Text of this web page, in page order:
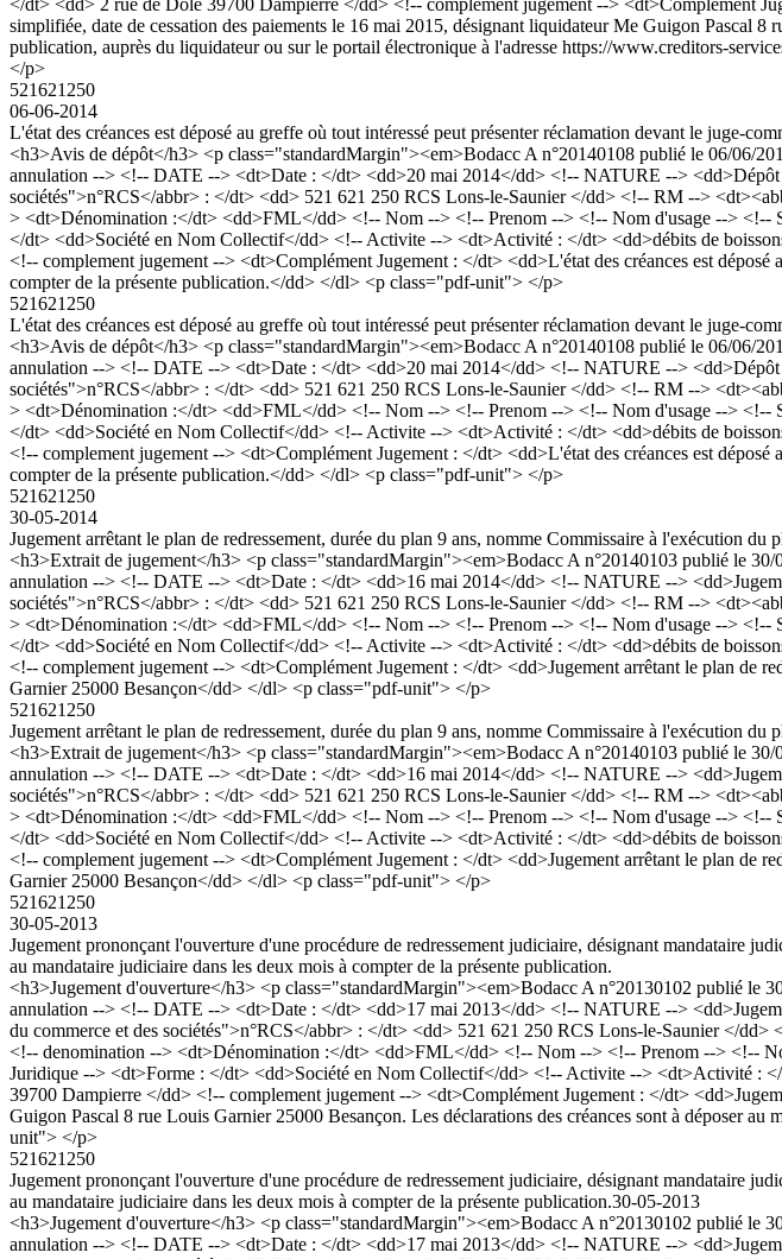
simplifiée, date de cessation des paiements le 16 mai 2015, désignant liquidateur Me Guigon Pascal
publication, auprès du liquidateur ou sur le portail électronique à l'adresse https://www.creditors-
</p>
521621250
06-06-2014
L'état des créances est déposé au greffe où tout intéressé peut présenter réclamation devant le juge-
<h3>Avis de dépôt</h3> <p class="standardMargin"><em>Bodacc A n°20140108 publié le 06/06/
annulation --> <!-- DATE --> <dt>Date : </dt> <dd>20 mai 2014</dd> <!-- NATURE -->
sociétés">n°RCS</abbr> : </dt> <dd> 521 621 250 RCS Lons-le-Saunier </dd> <!-- RM -->
> <dt>Dénomination :</dt> <dd>FML</dd> <!-- Nom --> <!-- Prenom --> <!-- Nom d'usage -->
</dt> <dd>Société en Nom Collectif</dd> <!-- Activite --> <dt>Activité : </dt> <dd>débits de
<!-- complement jugement --> <dt>Complément Jugement : </dt> <dd>L'état des créances est
compter de la présente publication.</dd> </dl> <p class="pdf-unit"> </p>
521621250
L'état des créances est déposé au greffe où tout intéressé peut présenter réclamation devant le juge-
<h3>Avis de dépôt</h3> <p class="standardMargin"><em>Bodacc A n°20140108 publié le 06/06/
annulation --> <!-- DATE --> <dt>Date : </dt> <dd>20 mai 2014</dd> <!-- NATURE -->
sociétés">n°RCS</abbr> : </dt> <dd> 521 621 250 RCS Lons-le-Saunier </dd> <!-- RM -->
> <dt>Dénomination :</dt> <dd>FML</dd> <!-- Nom --> <!-- Prenom --> <!-- Nom d'usage -->
</dt> <dd>Société en Nom Collectif</dd> <!-- Activite --> <dt>Activité : </dt> <dd>débits de
<!-- complement jugement --> <dt>Complément Jugement : </dt> <dd>L'état des créances est
compter de la présente publication.</dd> </dl> <p class="pdf-unit"> </p>
521621250
30-05-2014
Jugement arrêtant le plan de redressement, durée du plan 9 ans, nomme Commissaire à l'exécution
<h3>Extrait de jugement</h3> <p class="standardMargin"><em>Bodacc A n°20140103 publié le
annulation --> <!-- DATE --> <dt>Date : </dt> <dd>16 mai 2014</dd> <!-- NATURE -->
sociétés">n°RCS</abbr> : </dt> <dd> 521 621 250 RCS Lons-le-Saunier </dd> <!-- RM -->
> <dt>Dénomination :</dt> <dd>FML</dd> <!-- Nom --> <!-- Prenom --> <!-- Nom d'usage -->
</dt> <dd>Société en Nom Collectif</dd> <!-- Activite --> <dt>Activité : </dt> <dd>débits de
<!-- complement jugement --> <dt>Complément Jugement : </dt> <dd>Jugement arrêtant le plan de
Garnier 25000 Besançon</dd> </dl> <p class="pdf-unit"> </p>
521621250
Jugement arrêtant le plan de redressement, durée du plan 9 ans, nomme Commissaire à l'exécution
<h3>Extrait de jugement</h3> <p class="standardMargin"><em>Bodacc A n°20140103 publié le
annulation --> <!-- DATE --> <dt>Date : </dt> <dd>16 mai 2014</dd> <!-- NATURE -->
sociétés">n°RCS</abbr> : </dt> <dd> 521 621 250 RCS Lons-le-Saunier </dd> <!-- RM -->
> <dt>Dénomination :</dt> <dd>FML</dd> <!-- Nom --> <!-- Prenom --> <!-- Nom d'usage -->
</dt> <dd>Société en Nom Collectif</dd> <!-- Activite --> <dt>Activité : </dt> <dd>débits de
<!-- complement jugement --> <dt>Complément Jugement : </dt> <dd>Jugement arrêtant le plan de
Garnier 25000 Besançon</dd> </dl> <p class="pdf-unit"> </p>
521621250
30-05-2013
Jugement prononçant l'ouverture d'une procédure de redressement judiciaire, désignant mandataire
au mandataire judiciaire dans les deux mois à compter de la présente publication.
<h3>Jugement d'ouverture</h3> <p class="standardMargin"><em>Bodacc A n°20130102 publié
annulation --> <!-- DATE --> <dt>Date : </dt> <dd>17 mai 2013</dd> <!-- NATURE -->
du commerce et des sociétés">n°RCS</abbr> : </dt> <dd> 521 621 250 RCS Lons-le-Saunier </
<!-- denomination --> <dt>Dénomination :</dt> <dd>FML</dd> <!-- Nom --> <!-- Prenom --> <!--
Juridique --> <dt>Forme : </dt> <dd>Société en Nom Collectif</dd> <!-- Activite --> <dt>Activité :
39700 Dampierre </dd> <!-- complement jugement --> <dt>Complément Jugement : </dt>
Guigon Pascal 8 rue Louis Garnier 25000 Besançon. Les déclarations des créances sont à déposer
unit"> </p>
521621250
Jugement prononçant l'ouverture d'une procédure de redressement judiciaire, désignant mandataire
au mandataire judiciaire dans les deux mois à compter de la présente publication.30-05-2013
<h3>Jugement d'ouverture</h3> <p class="standardMargin"><em>Bodacc A n°20130102 publié
annulation --> <!-- DATE --> <dt>Date : </dt> <dd>17 mai 2013</dd> <!-- NATURE -->